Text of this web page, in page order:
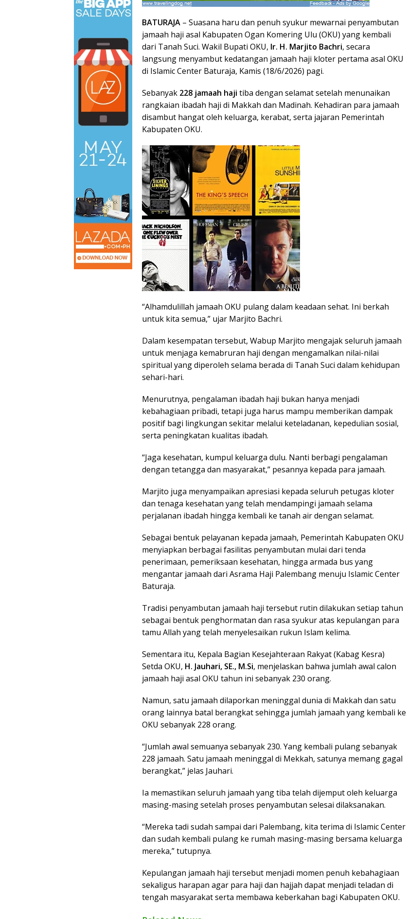
BATURAJA – Suasana haru dan penuh syukur mewarnai penyambutan
jamaah haji asal Kabupaten Ogan Komering Ulu (OKU) yang kembali
dari Tanah Suci. Wakil Bupati OKU, Ir. H. Marjito Bachri, secara
langsung menyambut kedatangan jamaah haji kloter pertama asal OKU
di Islamic Center Baturaja, Kamis (18/6/2026) pagi.
Sebanyak 228 jamaah haji tiba dengan selamat setelah menunaikan
rangkaian ibadah haji di Makkah dan Madinah. Kehadiran para jamaah
disambut hangat oleh keluarga, kerabat, serta jajaran Pemerintah
Kabupaten OKU.
“Alhamdulillah jamaah OKU pulang dalam keadaan sehat. Ini berkah
untuk kita semua,” ujar Marjito Bachri.
Dalam kesempatan tersebut, Wabup Marjito mengajak seluruh jamaah
untuk menjaga kemabruran haji dengan mengamalkan nilai-nilai
spiritual yang diperoleh selama berada di Tanah Suci dalam kehidupan
sehari-hari.
Menurutnya, pengalaman ibadah haji bukan hanya menjadi
kebahagiaan pribadi, tetapi juga harus mampu memberikan dampak
positif bagi lingkungan sekitar melalui keteladanan, kepedulian sosial,
serta peningkatan kualitas ibadah.
“Jaga kesehatan, kumpul keluarga dulu. Nanti berbagi pengalaman
dengan tetangga dan masyarakat,” pesannya kepada para jamaah.
Marjito juga menyampaikan apresiasi kepada seluruh petugas kloter
dan tenaga kesehatan yang telah mendampingi jamaah selama
perjalanan ibadah hingga kembali ke tanah air dengan selamat.
Sebagai bentuk pelayanan kepada jamaah, Pemerintah Kabupaten OKU
menyiapkan berbagai fasilitas penyambutan mulai dari tenda
penerimaan, pemeriksaan kesehatan, hingga armada bus yang
mengantar jamaah dari Asrama Haji Palembang menuju Islamic Center
Baturaja.
Tradisi penyambutan jamaah haji tersebut rutin dilakukan setiap tahun
sebagai bentuk penghormatan dan rasa syukur atas kepulangan para
tamu Allah yang telah menyelesaikan rukun Islam kelima.
Sementara itu, Kepala Bagian Kesejahteraan Rakyat (Kabag Kesra)
Setda OKU, H. Jauhari, SE., M.Si, menjelaskan bahwa jumlah awal calon
jamaah haji asal OKU tahun ini sebanyak 230 orang.
Namun, satu jamaah dilaporkan meninggal dunia di Makkah dan satu
orang lainnya batal berangkat sehingga jumlah jamaah yang kembali ke
OKU sebanyak 228 orang.
“Jumlah awal semuanya sebanyak 230. Yang kembali pulang sebanyak
228 jamaah. Satu jamaah meninggal di Mekkah, satunya memang gagal
berangkat,” jelas Jauhari.
Ia memastikan seluruh jamaah yang tiba telah dijemput oleh keluarga
masing-masing setelah proses penyambutan selesai dilaksanakan.
“Mereka tadi sudah sampai dari Palembang, kita terima di Islamic Center
dan sudah kembali pulang ke rumah masing-masing bersama keluarga
mereka,” tutupnya.
Kepulangan jamaah haji tersebut menjadi momen penuh kebahagiaan
sekaligus harapan agar para haji dan hajjah dapat menjadi teladan di
tengah masyarakat serta membawa keberkahan bagi Kabupaten OKU.